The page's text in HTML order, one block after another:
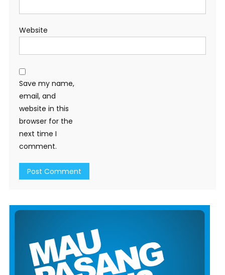
Website
Save my name,
email, and
website in this
browser for the
next time I
comment.